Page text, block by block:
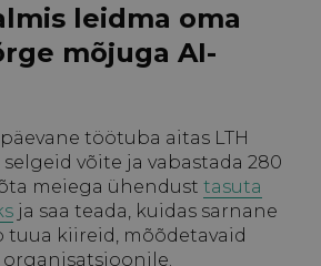
leidma oma
mõjuga AI-
töötuba aitas LTH
selgeid võite ja vabastada 280
meiega ühendust tasuta
ja saa teada, kuidas sarnane
tuua kiireid, mõõdetavaid